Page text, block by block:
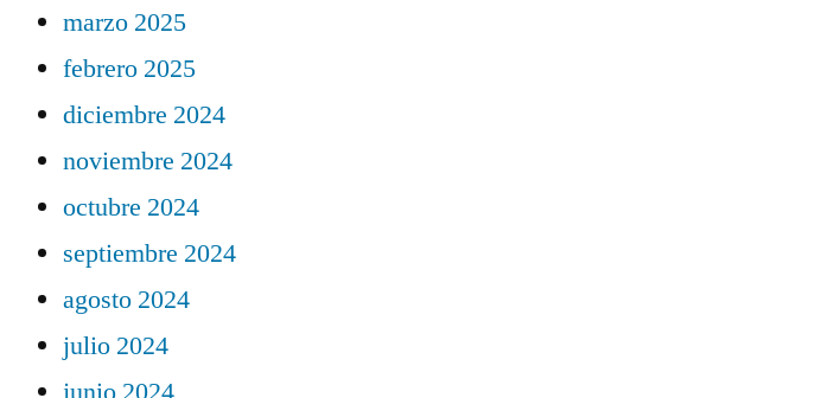
marzo 2025
febrero 2025
diciembre 2024
noviembre 2024
octubre 2024
septiembre 2024
agosto 2024
julio 2024